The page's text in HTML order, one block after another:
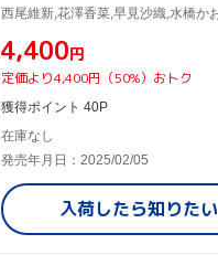
¥4,400円
定価より4,400円（50%）おトク
獲得ポイント 40P
在庫なし
発売年月日：2025/02/05
入荷したら知りたい